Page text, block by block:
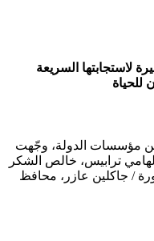
لاستجابتها السريعة
للحياة
مؤسسات الدولة، وجّهت
ترابيس، خالص الشكر
/ جاكلين عازر، محافظ